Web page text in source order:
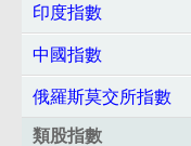
印度指數
中國指數
俄羅斯莫交所指數
類股指數